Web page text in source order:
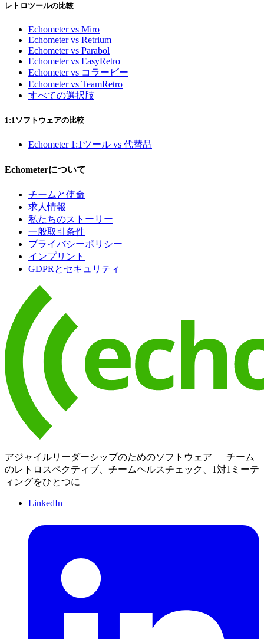
レトロツールの比較
Echometer vs Miro
Echometer vs Retrium
Echometer vs Parabol
Echometer vs EasyRetro
Echometer vs コラービー
Echometer vs TeamRetro
すべての選択肢
1:1ソフトウェアの比較
Echometer 1:1ツール vs 代替品
Echometerについて
チームと使命
求人情報
私たちのストーリー
一般取引条件
プライバシーポリシー
インプリント
GDPRとセキュリティ
アジャイルリーダーシップのためのソフトウェア — チーム
のレトロスペクティブ、チームヘルスチェック、1対1ミーテ
ィングをひとつに
LinkedIn